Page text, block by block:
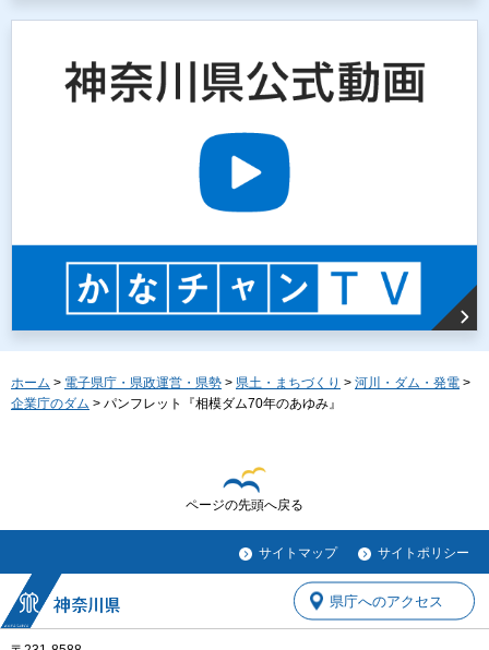
ホーム > 電子県庁・県政運営・県勢 > 県土・まちづくり > 河川・ダム・発電 >
企業庁のダム > パンフレット『相模ダム70年のあゆみ』
ページの先頭へ戻る
サイトマップ サイトポリシー
県庁へのアクセス